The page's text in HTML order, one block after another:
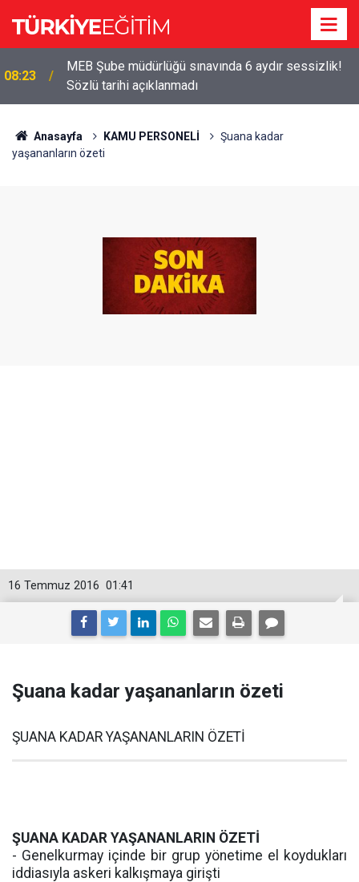
08:23
MEB Şube müdürlüğü sınavında 6 aydır sessizlik!
Sözlü tarihi açıklanmadı
Anasayfa KAMU PERSONELİ
Şuana kadar
yaşananların özeti
01:41
16 Temmuz 2016
Şuana kadar yaşananların özeti
ŞUANA KADAR YAŞANANLARIN ÖZETİ
ŞUANA KADAR YAŞANANLARIN ÖZETİ
- Genelkurmay içinde bir grup yönetime el koydukları
iddiasıyla askeri kalkışmaya girişti